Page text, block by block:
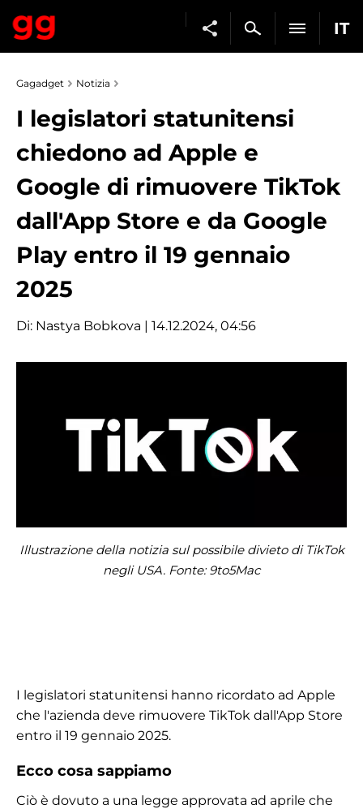
IT
Gagadget Notizia
I legislatori statunitensi
chiedono ad Apple e
Google di rimuovere TikTok
dall'App Store e da Google
Play entro il 19 gennaio
2025
Di: Nastya Bobkova | 14.12.2024, 04:56
Illustrazione della notizia sul possibile divieto di TikTok
negli USA. Fonte: 9to5Mac
I legislatori statunitensi hanno ricordato ad Apple
che l'azienda deve rimuovere TikTok dall'App Store
entro il 19 gennaio 2025.
Ecco cosa sappiamo
Ciò è dovuto a una legge approvata ad aprile che